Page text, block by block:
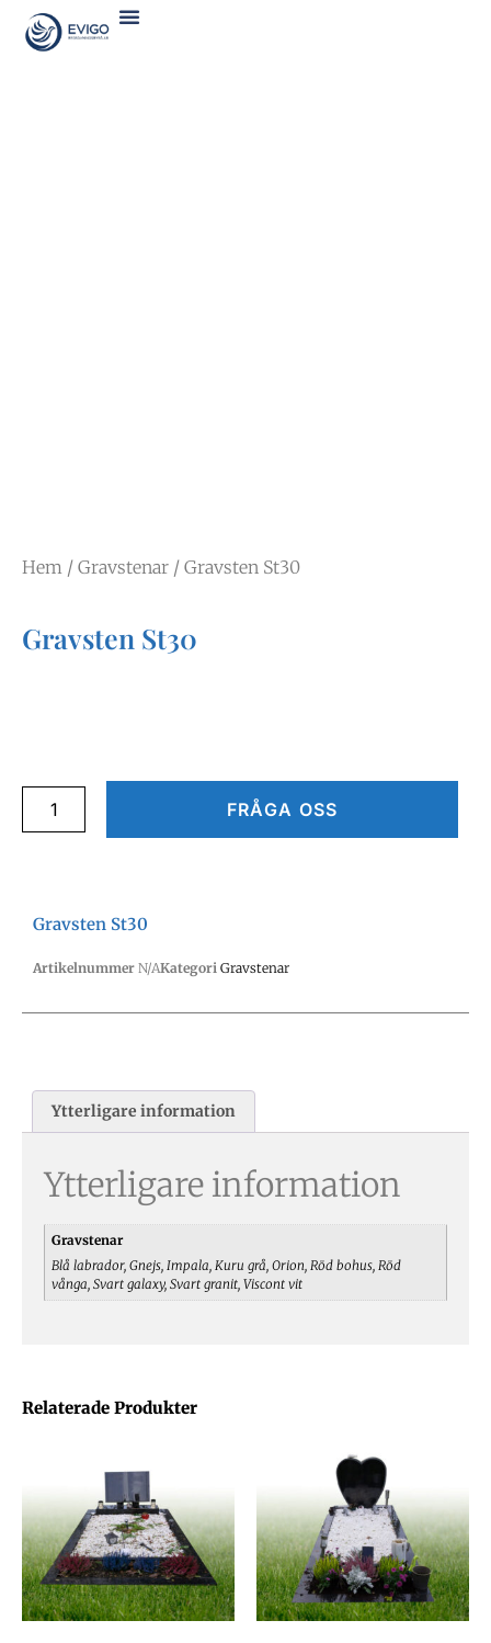
Hem / Gravstenar / Gravsten St30
Gravsten St30
FRÅGA OSS
Relaterade Produkter
Gravsten St30
Artikelnummer N/AKategori Gravstenar
Ytterligare information
Ytterligare information
Gravstenar
Blå labrador, Gnejs, Impala, Kuru grå, Orion, Röd bohus, Röd
vånga, Svart galaxy, Svart granit, Viscont vit